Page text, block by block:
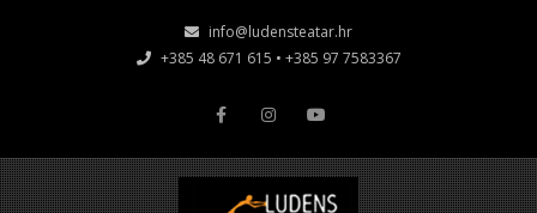
info@ludensteatar.hr
+385 48 671 615 • +385 97 7583367